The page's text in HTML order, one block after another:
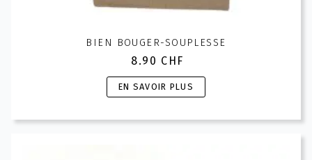
BIEN BOUGER-SOUPLESSE
8.90 CHF
EN SAVOIR PLUS
Ce
produit